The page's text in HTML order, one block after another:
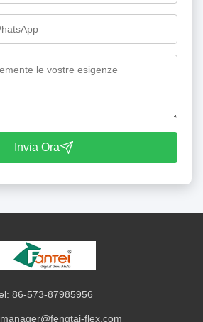
Invia Ora
86-573-87985956
manager@fengtai-flex.com